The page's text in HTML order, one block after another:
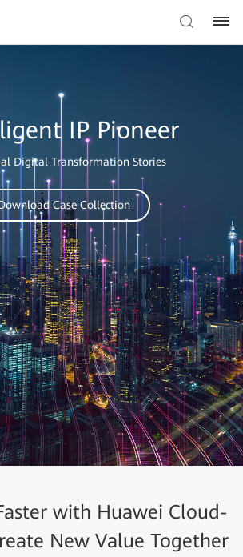
IP Pioneer
Digital Transformation Stories
Case Collection
with Huawei Cloud-
New Value Together